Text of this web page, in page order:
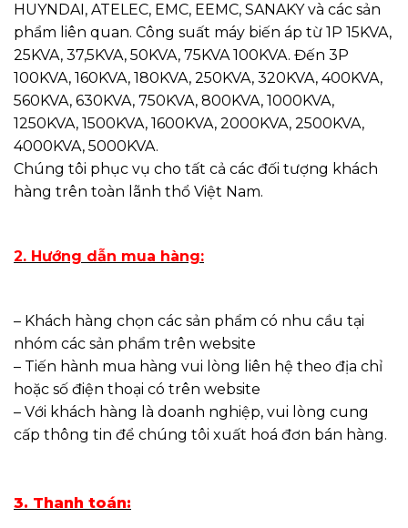
HUYNDAI, ATELEC, EMC, EEMC, SANAKY và các sản
phẩm liên quan. Công suất máy biến áp từ 1P 15KVA,
25KVA, 37,5KVA, 50KVA, 75KVA 100KVA. Đến 3P
100KVA, 160KVA, 180KVA, 250KVA, 320KVA, 400KVA,
560KVA, 630KVA, 750KVA, 800KVA, 1000KVA,
1250KVA, 1500KVA, 1600KVA, 2000KVA, 2500KVA,
4000KVA, 5000KVA.
Chúng tôi phục vụ cho tất cả các đối tượng khách
hàng trên toàn lãnh thổ Việt Nam.
2. Hướng dẫn mua hàng:
– Khách hàng chọn các sản phẩm có nhu cầu tại
nhóm các sản phẩm trên website
– Tiến hành mua hàng vui lòng liên hệ theo địa chỉ
hoặc số điện thoại có trên website
– Với khách hàng là doanh nghiệp, vui lòng cung
cấp thông tin để chúng tôi xuất hoá đơn bán hàng.
3. Thanh toán: